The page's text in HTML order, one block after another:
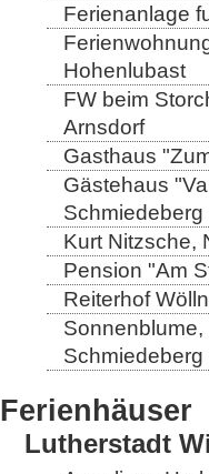
Ferienanlage
Hohenlubast
FW beim
Arnsdorf
Gasthaus
Gästehaus
Schmiedeberg
Kurt Nitzsche,
Pension "Am
Reiterhof
Sonnenblume,
Schmiedeberg
Ferienhäuser
Lutherstadt